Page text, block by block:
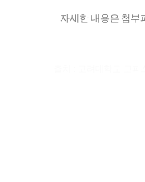
자세한 내용은 첨부